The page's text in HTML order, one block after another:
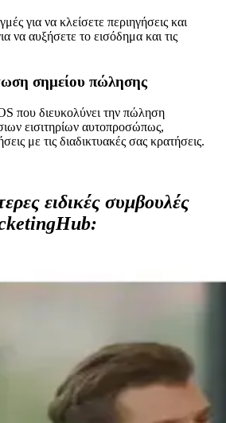
για να κλείσετε περιηγήσεις και
να αυξήσετε το εισόδημα και τις
σημείου πώλησης
που διευκολύνει την πώληση
εισιτηρίων αυτοπροσώπως,
με τις διαδικτυακές σας κρατήσεις.
ειδικές συμβουλές